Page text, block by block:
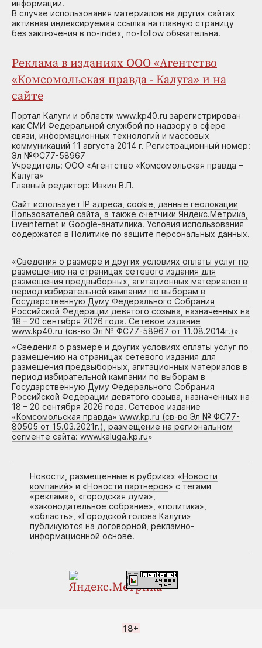
информации.
В случае использования материалов на других сайтах
активная индексируемая ссылка на главную страницу
без заключения в no-index, no-follow обязательна.
Реклама в изданиях ООО «Агентство
«Комсомольская правда - Калуга» и на
сайте
Портал Калуги и области www.kp40.ru зарегистрирован
как СМИ Федеральной службой по надзору в сфере
связи, информационных технологий и массовых
коммуникаций 11 августа 2014 г. Регистрационный номер:
Эл №ФС77-58967
Учредитель: ООО «Агентство «Комсомольская правда –
Калуга»
Главный редактор: Ивкин В.П.
Сайт использует IP адреса, cookie, данные геолокации
Пользователей сайта, а также счетчики Яндекс.Метрика,
Liveinternet и Google-анатилика. Условия использования
содержатся в Политике по защите персональных данных.
«Сведения о размере и других условиях оплаты услуг по
размещению на страницах сетевого издания для
размещения предвыборных, агитационных материалов в
период избирательной кампании по выборам в
Государственную Думу Федерального Собрания
Российской Федерации девятого созыва, назначенных на
18 – 20 сентября 2026 года. Сетевое издание
www.kp40.ru (св-во Эл № ФС77-58967 от 11.08.2014г.)»
«Сведения о размере и других условиях оплаты услуг по
размещению на страницах сетевого издания для
размещения предвыборных, агитационных материалов в
период избирательной кампании по выборам в
Государственную Думу Федерального Собрания
Российской Федерации девятого созыва, назначенных на
18 – 20 сентября 2026 года. Сетевое издание
«Комсомольская правда» www.kp.ru (св-во Эл № ФС77-
80505 от 15.03.2021г.), размещение на региональном
сегменте сайта: www.kaluga.kp.ru»
Новости, размещенные в рубриках «Новости
компаний» и «Новости партнеров» с тегами
«реклама», «городская дума»,
«законодательное собрание», «политика»,
«область», «Городской голова Калуги»
публикуются на договорной, рекламно-
информационной основе.
18+